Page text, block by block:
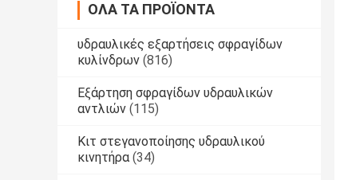
ΌΛΑ ΤΑ ΠΡΟΪΌΝΤΑ
υδραυλικές εξαρτήσεις σφραγίδων
κυλίνδρων (816)
Εξάρτηση σφραγίδων υδραυλικών
αντλιών (115)
Κιτ στεγανοποίησης υδραυλικού
κινητήρα (34)